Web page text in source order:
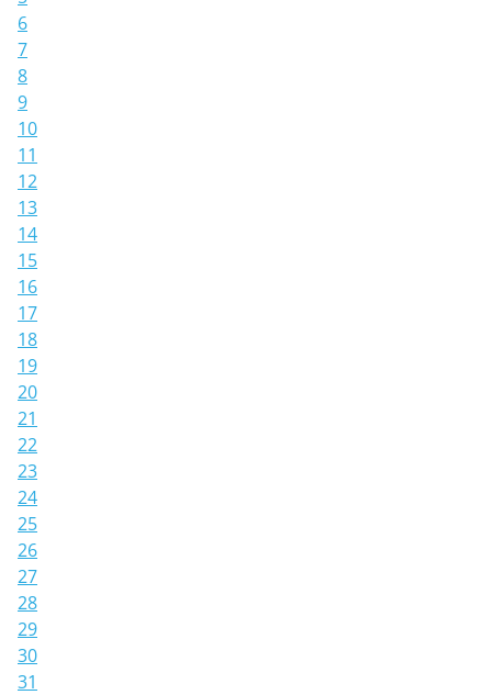
6
7
8
9
10
11
12
13
14
15
16
17
18
19
20
21
22
23
24
25
26
27
28
29
30
31